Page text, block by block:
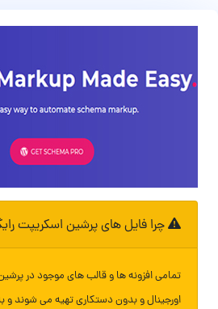
چرا فایل های پرشین اسکریپت
تمامی افزونه ها و قالب های موجود در
اورجینال و بدون دستکاری تهیه می شوند و